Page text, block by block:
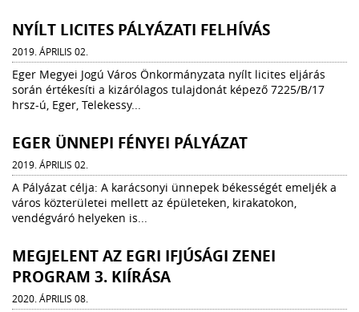
NYÍLT LICITES PÁLYÁZATI FELHÍVÁS
2019. ÁPRILIS 02.
Eger Megyei Jogú Város Önkormányzata nyílt licites eljárás
során értékesíti a kizárólagos tulajdonát képező 7225/B/17
hrsz-ú, Eger, Telekessy...
EGER ÜNNEPI FÉNYEI PÁLYÁZAT
2019. ÁPRILIS 02.
A Pályázat célja: A karácsonyi ünnepek békességét emeljék a
város közterületei mellett az épületeken, kirakatokon,
vendégváró helyeken is...
MEGJELENT AZ EGRI IFJÚSÁGI ZENEI
PROGRAM 3. KIÍRÁSA
2020. ÁPRILIS 08.